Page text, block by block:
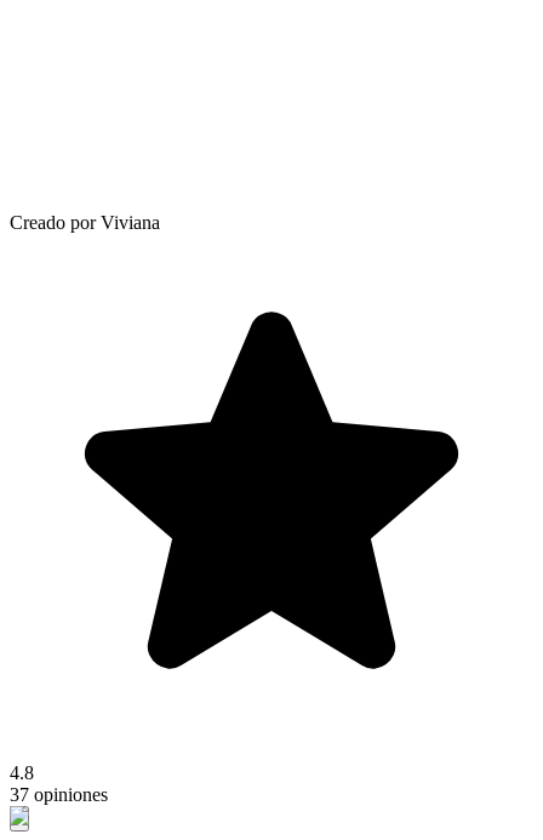
Creado por Viviana
4.8
37 opiniones